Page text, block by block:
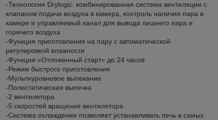
-Технология Drylogic: комбинированная система вентиляции с
клапаном подачи воздуха в камера, контроль наличия пара в
камере и управляемый канал для вывода лишнего пара и
горячего воздуха
-Функция приготовления на пару с автоматической
регулировкой влажности
-Функция «Отложенный старт» до 24 часов
-Режим быстрого приготовления
-Мультиуровневое выпекание
-Полистатическая выпечка
-2 вентилятора
-5 скоростей вращения вентилятора
-Система охлаждения позволяет устанавливать печь в самых